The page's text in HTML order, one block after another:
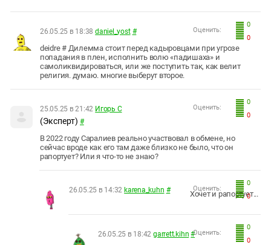
0
0
Оценить:
26.05.25 в 18:38 daniel_yost #
deidre # Дилемма стоит перед кадыровцами при угрозе
попадания в плен, исполнить волю «падишаха» и
самоликвидироваться, или же поступить так, как велит
религия. думаю. многие выберут второе.
0
0
Оценить:
25.05.25 в 21:42 Игорь С
(Эксперт) #
В 2022 году Саралиев реально участвовал в обмене, но
сейчас вроде как его там даже близко не было, что он
рапортует? Или я что-то не знаю?
0
0
Оценить:
26.05.25 в 14:32 karena_kuhn # Хочет и рапортует...
0
0
Оценить:
26.05.25 в 18:42 garrett.kihn #